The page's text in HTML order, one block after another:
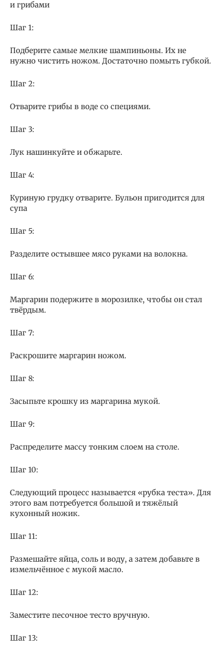
и грибами
Шаг 1:
Подберите самые мелкие шампиньоны. Их не
нужно чистить ножом. Достаточно помыть губкой.
Шаг 2:
Отварите грибы в воде со специями.
Шаг 3:
Лук нашинкуйте и обжарьте.
Шаг 4:
Куриную грудку отварите. Бульон пригодится для
супа
Шаг 5:
Разделите остывшее мясо руками на волокна.
Шаг 6:
Маргарин подержите в морозилке, чтобы он стал
твёрдым.
Шаг 7:
Раскрошите маргарин ножом.
Шаг 8:
Засыпьте крошку из маргарина мукой.
Шаг 9:
Распределите массу тонким слоем на столе.
Шаг 10:
Следующий процесс называется «рубка теста». Для
этого вам потребуется большой и тяжёлый
кухонный ножик.
Шаг 11:
Размешайте яйца, соль и воду, а затем добавьте в
измельчённое с мукой масло.
Шаг 12:
Заместите песочное тесто вручную.
Шаг 13: